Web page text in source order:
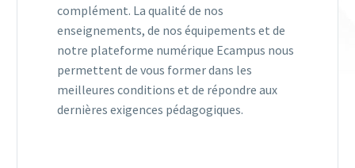
complément. La qualité de nos
enseignements, de nos équipements et de
notre plateforme numérique Ecampus nous
permettent de vous former dans les
meilleures conditions et de répondre aux
dernières exigences pédagogiques.